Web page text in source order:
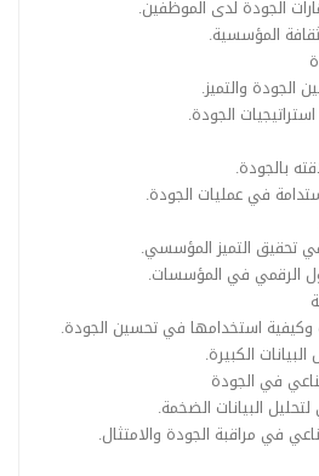
الجودة لدى الموظفين.
المؤسسية.
الجودة والتميز.
الجودة.
بالجودة.
في عمليات الجودة.
تحقيق التميز المؤسسي.
الرقمي في المؤسسات.
وكيفية استخدامها في تحسين الجودة.
الكبيرة.
في الجودة
البيانات الضخمة.
في مراقبة الجودة والامتثال.